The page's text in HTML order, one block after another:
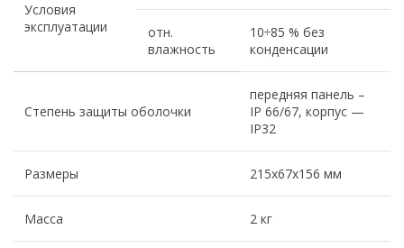
Условия
эксплуатации
отн.
влажность
10÷85 % без
конденсации
Степень защиты оболочки
передняя панель –
IP 66/67, корпус —
IP32
Размеры 215х67х156 мм
Масса 2 кг